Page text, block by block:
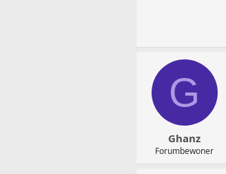
G
Ghanz
Forumbewoner